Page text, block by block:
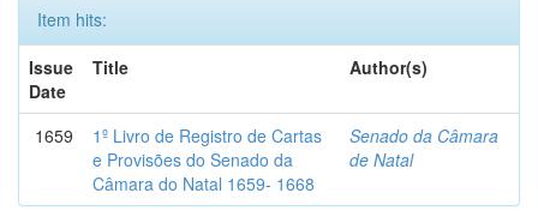
Item hits:
Issue
Date
Title Author(s)
1659
1º Livro de Registro de Cartas
e Provisões do Senado da
Câmara do Natal 1659- 1668
Senado da Câmara
de Natal